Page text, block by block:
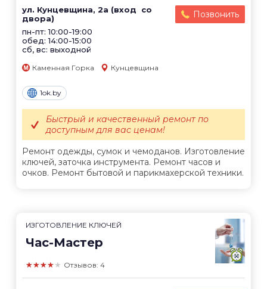
ул. Кунцевщина, 2а (вход со
двора)
пн-пт: 10:00-19:00
обед: 14:00-15:00
сб, вс: выходной
Позвонить
Каменная Горка Кунцевщина
1ok.by
Ремонт одежды, сумок и чемоданов. Изготовление
ключей, заточка инструмента. Ремонт часов и
очков. Ремонт бытовой и парикмахерской техники.
Быстрый и качественный ремонт по
доступным для вас ценам!
ИЗГОТОВЛЕНИЕ КЛЮЧЕЙ
Час-Мастер
★★★★★ Отзывов: 4